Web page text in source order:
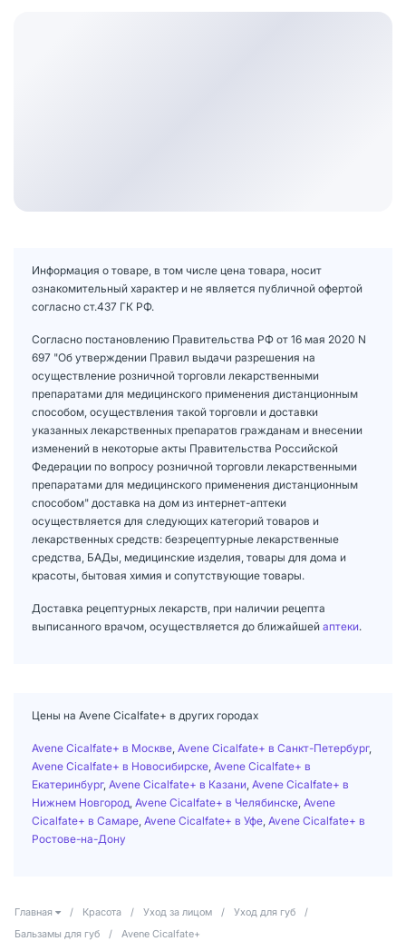
Информация о товаре, в том числе цена товара, носит
ознакомительный характер и не является публичной офертой
согласно ст.437 ГК РФ.
Согласно постановлению Правительства РФ от 16 мая 2020 N
697 "Об утверждении Правил выдачи разрешения на
осуществление розничной торговли лекарственными
препаратами для медицинского применения дистанционным
способом, осуществления такой торговли и доставки
указанных лекарственных препаратов гражданам и внесении
изменений в некоторые акты Правительства Российской
Федерации по вопросу розничной торговли лекарственными
препаратами для медицинского применения дистанционным
способом" доставка на дом из интернет-аптеки
осуществляется для следующих категорий товаров и
лекарственных средств: безрецептурные лекарственные
средства, БАДы, медицинские изделия, товары для дома и
красоты, бытовая химия и сопутствующие товары.
Доставка рецептурных лекарств, при наличии рецепта
выписанного врачом, осуществляется до ближайшей аптеки.
Цены на Avene Cicalfate+ в других городах
Avene Cicalfate+ в Москве Avene Cicalfate+ в Санкт-Петербург,
Avene Cicalfate+ в Новосибирске Avene Cicalfate+ в
Екатеринбург, Avene Cicalfate+ в Казани Avene Cicalfate+ в
Нижнем Новгород Avene Cicalfate+ в Челябинске Avene
Cicalfate+ в Самаре Avene Cicalfate+ в Уфе Avene Cicalfate+ в
Ростове-на-Дону
Главная / Красота / Уход за лицом / Уход для губ
/
Бальзамы для губ
/ Avene Cicalfate+